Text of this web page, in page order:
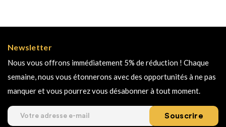
Newsletter
Nous vous offrons immédiatement 5% de réduction ! Chaque
semaine, nous vous étonnerons avec des opportunités à ne pas
manquer et vous pourrez vous désabonner à tout moment.
Souscrire